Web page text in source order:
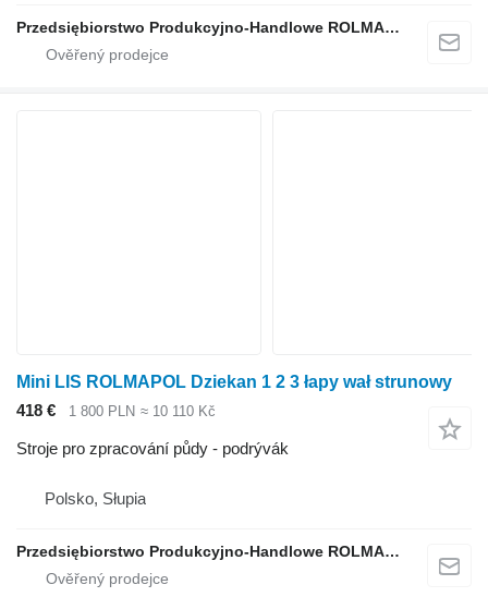
Przedsiębiorstwo Produkcyjno-Handlowe ROLMAPOL Marcin Dziekan
Mini LIS ROLMAPOL Dziekan 1 2 3 łapy wał strunowy
418 €
1 800 PLN ≈ 10 110 Kč
Stroje pro zpracování půdy - podrývák
Polsko, Słupia
Przedsiębiorstwo Produkcyjno-Handlowe ROLMAPOL Marcin Dziekan